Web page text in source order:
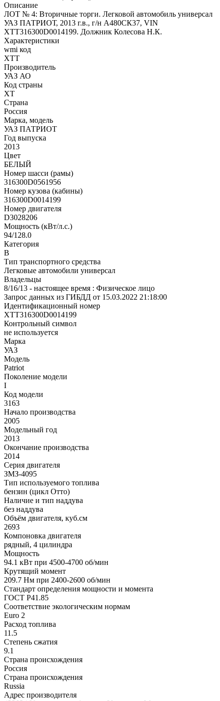
Описание
ЛОТ № 4: Вторичные торги. Легковой автомобиль универсал
УАЗ ПАТРИОТ, 2013 г.в., г/н А480СК37, VIN
XTT316300D0014199. Должник Колесова Н.К.
Характеристики
wmi код
XTT
Производитель
УАЗ АО
Код страны
XT
Страна
Россия
Марка, модель
УАЗ ПАТРИОТ
Год выпуска
2013
Цвет
БЕЛЫЙ
Номер шасси (рамы)
316300D0561956
Номер кузова (кабины)
316300D0014199
Номер двигателя
D3028206
Мощность (кВт/л.с.)
94/128.0
Категория
В
Тип транспортного средства
Легковые автомобили универсал
Владельцы
8/16/13 - настоящее время : Физическое лицо
Запрос данных из ГИБДД от 15.03.2022 21:18:00
Идентификационный номер
XTT316300D0014199
Контрольный символ
не используется
Марка
УАЗ
Модель
Patriot
Поколение модели
I
Код модели
3163
Начало производства
2005
Модельный год
2013
Окончание производства
2014
Серия двигателя
ЗМЗ-4095
Тип используемого топлива
бензин (цикл Отто)
Наличие и тип наддува
без наддува
Объём двигателя, куб.см
2693
Компоновка двигателя
рядный, 4 цилиндра
Мощность
94.1 кВт при 4500-4700 об/мин
Крутящий момент
209.7 Нм при 2400-2600 об/мин
Стандарт определения мощности и момента
ГОСТ Р41.85
Соответствие экологическим нормам
Euro 2
Расход топлива
11.5
Степень сжатия
9.1
Страна происхождения
Россия
Страна происхождения
Russia
Адрес производителя